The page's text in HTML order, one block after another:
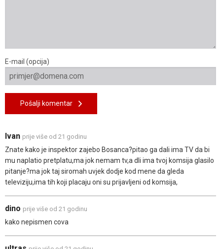
E-mail (opcija)
Pošalji komentar
Ivan prije više od 21 godinu
Znate kako je inspektor zajebo Bosanca?pitao ga dali ima TV da bi
mu naplatio pretplatu,ma jok nemam tv,a dli ima tvoj komsija glasilo
pitanje?ma jok taj siromah uvjek dodje kod mene da gleda
televiziju,ima tih koji placaju oni su prijavljeni od komsija,
dino prije više od 21 godinu
kako nepismen cova